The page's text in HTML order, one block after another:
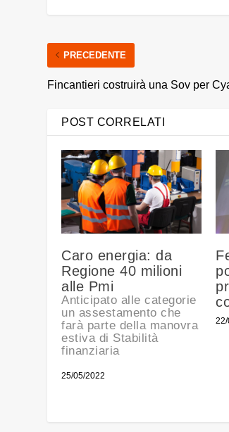
PRECEDENTE
Fincantieri costruirà una Sov per
POST CORRELATI
Caro energia: da
Regione 40 milioni
alle Pmi
Anticipato alle categorie
un assestamento che
farà parte della manovra
estiva di Stabilità
finanziaria
25/05/2022